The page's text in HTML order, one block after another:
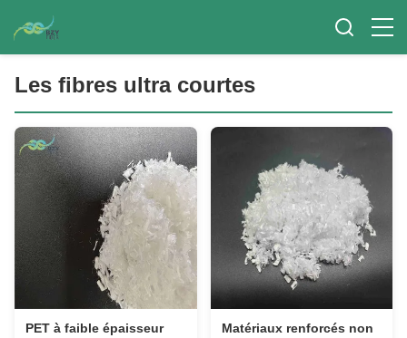
Les fibres ultra courtes
PET à faible épaisseur
Matériaux renforcés non